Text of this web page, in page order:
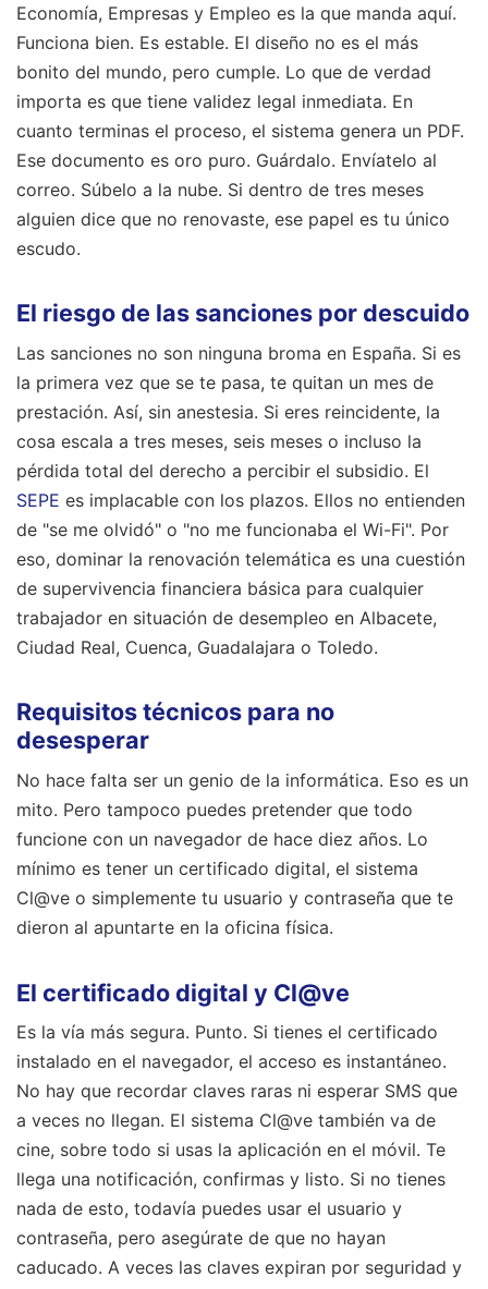
Economía, Empresas y Empleo es la que manda aquí.
Funciona bien. Es estable. El diseño no es el más
bonito del mundo, pero cumple. Lo que de verdad
importa es que tiene validez legal inmediata. En
cuanto terminas el proceso, el sistema genera un PDF.
Ese documento es oro puro. Guárdalo. Envíatelo al
correo. Súbelo a la nube. Si dentro de tres meses
alguien dice que no renovaste, ese papel es tu único
escudo.
El riesgo de las sanciones por descuido
Las sanciones no son ninguna broma en España. Si es
la primera vez que se te pasa, te quitan un mes de
prestación. Así, sin anestesia. Si eres reincidente, la
cosa escala a tres meses, seis meses o incluso la
pérdida total del derecho a percibir el subsidio. El
SEPE es implacable con los plazos. Ellos no entienden
de "se me olvidó" o "no me funcionaba el Wi-Fi". Por
eso, dominar la renovación telemática es una cuestión
de supervivencia financiera básica para cualquier
trabajador en situación de desempleo en Albacete,
Ciudad Real, Cuenca, Guadalajara o Toledo.
Requisitos técnicos para no
desesperar
No hace falta ser un genio de la informática. Eso es un
mito. Pero tampoco puedes pretender que todo
funcione con un navegador de hace diez años. Lo
mínimo es tener un certificado digital, el sistema
Cl@ve o simplemente tu usuario y contraseña que te
dieron al apuntarte en la oficina física.
El certificado digital y Cl@ve
Es la vía más segura. Punto. Si tienes el certificado
instalado en el navegador, el acceso es instantáneo.
No hay que recordar claves raras ni esperar SMS que
a veces no llegan. El sistema Cl@ve también va de
cine, sobre todo si usas la aplicación en el móvil. Te
llega una notificación, confirmas y listo. Si no tienes
nada de esto, todavía puedes usar el usuario y
contraseña, pero asegúrate de que no hayan
caducado. A veces las claves expiran por seguridad y